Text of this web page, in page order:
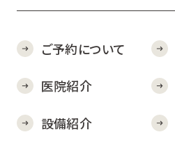
ご予約について
医院紹介
設備紹介